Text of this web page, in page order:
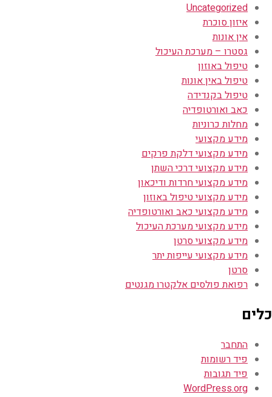
Uncategorized
איזון סוכרת
אין אונות
גסטרו – מערכת העיכול
טיפול באוזון
טיפול באין אונות
טיפול בקנדידה
כאב ואורטופדיה
מחלות כרוניות
מידע מקצועי
מידע מקצועי דלקת פרקים
מידע מקצועי דרכי השתן
מידע מקצועי חרדות ודיכאון
מידע מקצועי טיפול באוזון
מידע מקצועי כאב ואורטופדיה
מידע מקצועי מערכת העיכול
מידע מקצועי סרטן
מידע מקצועי עייפות יתר
סרטן
רפואת פולסים אלקטרו מגנטים
כלים
התחבר
פיד רשומות
פיד תגובות
WordPress.org